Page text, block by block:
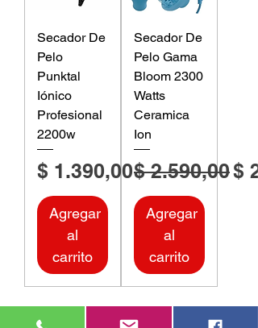
Secador De
Pelo
Punktal
Iónico
Profesional
2200w
Precio
$ 1.390,00
Agregar
al
carrito
Secador De
Pelo Gama
Bloom 2300
Watts
Ceramica
Ion
Precio
$ 2.590,00$
Agregar
al
carrito